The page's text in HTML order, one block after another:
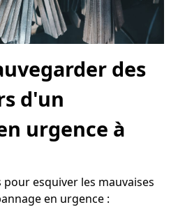
des
d'un
urgence à
esquiver les mauvaises
en urgence :